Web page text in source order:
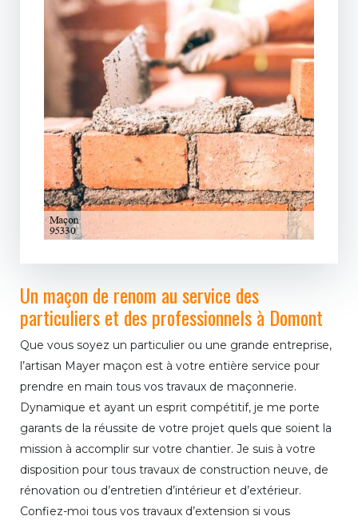
Un maçon de renom au service des
particuliers et des professionnels à Domont
Que vous soyez un particulier ou une grande entreprise,
l’artisan Mayer maçon est à votre entière service pour
prendre en main tous vos travaux de maçonnerie.
Dynamique et ayant un esprit compétitif, je me porte
garants de la réussite de votre projet quels que soient la
mission à accomplir sur votre chantier. Je suis à votre
disposition pour tous travaux de construction neuve, de
rénovation ou d’entretien d’intérieur et d’extérieur.
Confiez-moi tous vos travaux d’extension si vous